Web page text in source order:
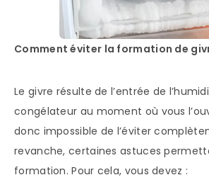
Comment éviter la formation de
Le givre résulte de l’entrée de
congélateur au moment où vous
donc impossible de l’éviter
revanche, certaines astuces
formation. Pour cela, vous devez :